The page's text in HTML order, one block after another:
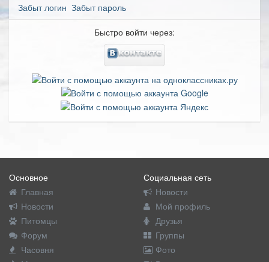
Забыт логин Забыт пароль
Быстро войти через:
Основное
Главная
Новости
Питомцы
Форум
Часовня
Социальная сеть
Новости
Мой профиль
Друзья
Группы
Фото